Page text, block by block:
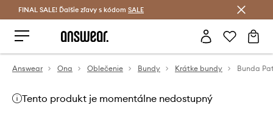
Šetrite s Answear Club >
FINAL SALE! Ďalšie zľavy s kódom SALE
Answear Ona Oblečenie Bundy Krátke bundy Bunda
Tento produkt je momentálne nedostupný